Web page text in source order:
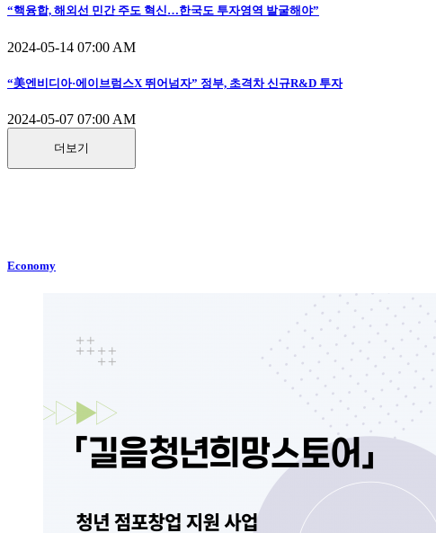
“핵융합, 해외선 민간 주도 혁신…한국도 투자영역 발굴해야”
2024-05-14 07:00 AM
“美엔비디아·에이브럼스X 뛰어넘자” 정부, 초격차 신규R&D 투자
2024-05-07 07:00 AM
더보기
Economy